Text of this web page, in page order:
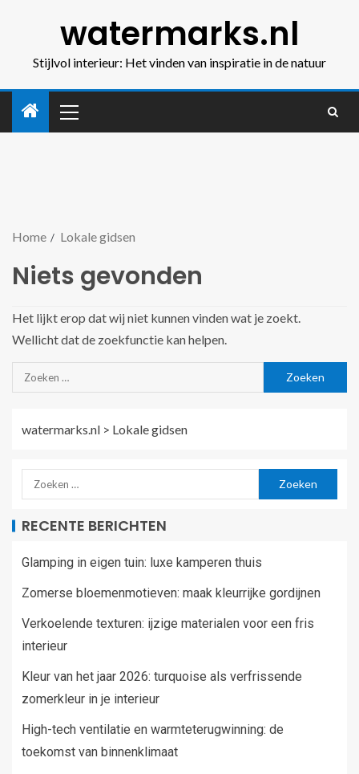
watermarks.nl
Stijlvol interieur: Het vinden van inspiratie in de natuur
Home Lokale gidsen
Niets gevonden
Het lijkt erop dat wij niet kunnen vinden wat je zoekt.
Wellicht dat de zoekfunctie kan helpen.
watermarks.nl > Lokale gidsen
RECENTE BERICHTEN
Glamping in eigen tuin: luxe kamperen thuis
Zomerse bloemenmotieven: maak kleurrijke gordijnen
Verkoelende texturen: ijzige materialen voor een fris
interieur
Kleur van het jaar 2026: turquoise als verfrissende
zomerkleur in je interieur
High-tech ventilatie en warmteterugwinning: de
toekomst van binnenklimaat